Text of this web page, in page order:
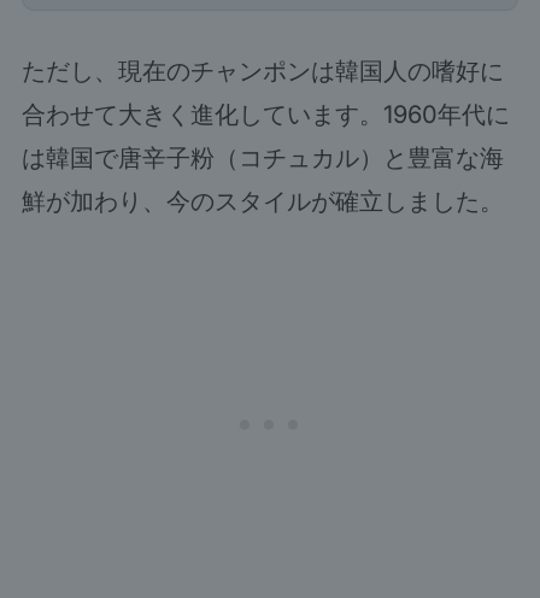
ただし、現在のチャンポンは韓国人の嗜好に
合わせて大きく進化しています。1960年代に
は韓国で唐辛子粉（コチュカル）と豊富な海
鮮が加わり、今のスタイルが確立しました。